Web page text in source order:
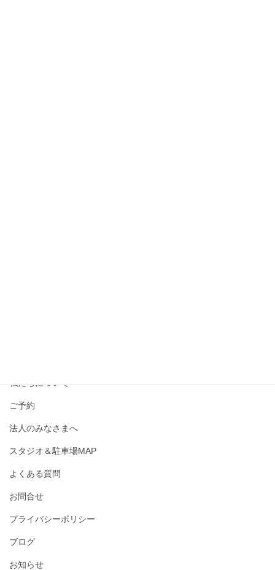
私たちについて
ご予約
法人のみなさまへ
スタジオ＆駐車場MAP
よくある質問
お問合せ
プライバシーポリシー
ブログ
お知らせ